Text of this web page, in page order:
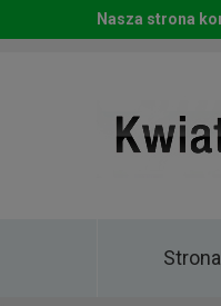
Nasza strona